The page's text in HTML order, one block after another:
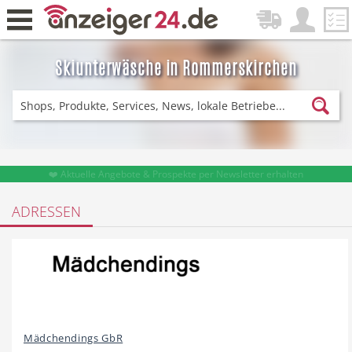
Skiunterwäsche in Rommerskirchen
Zurück
DE-News News
Restaurant
❤️ Aktuelle Angebote & Prospekte per Newsletter erhalten
ADRESSEN
Mädchendings GbR